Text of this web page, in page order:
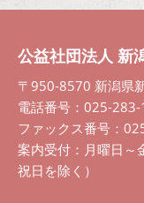
公益社団法人 新
〒950-8570 新潟県
電話番号：025-
ファックス番号：
案内受付：月曜日～
祝日を除く）